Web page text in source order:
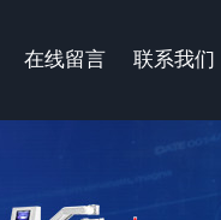
在线留言 联系我们